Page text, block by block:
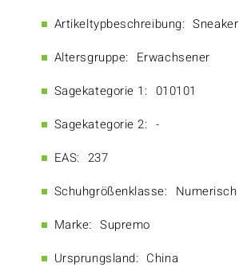
Artikeltypbeschreibung: Sneaker
Altersgruppe: Erwachsener
Sagekategorie 1: 010101
Sagekategorie 2: -
EAS: 237
Schuhgrößenklasse: Numerisch
Marke: Supremo
Ursprungsland: China